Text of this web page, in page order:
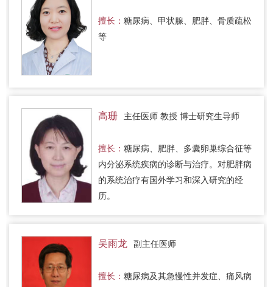
擅长： 糖尿病、甲状腺、肥胖、骨质疏松
等
高珊 主任医师 教授 博士研究生导师
擅长： 糖尿病、肥胖、多囊卵巢综合征等
内分泌系统疾病的诊断与治疗。对肥胖病
的系统治疗有国外学习和深入研究的经
历。
吴雨龙 副主任医师
擅长： 糖尿病及其急慢性并发症、痛风病